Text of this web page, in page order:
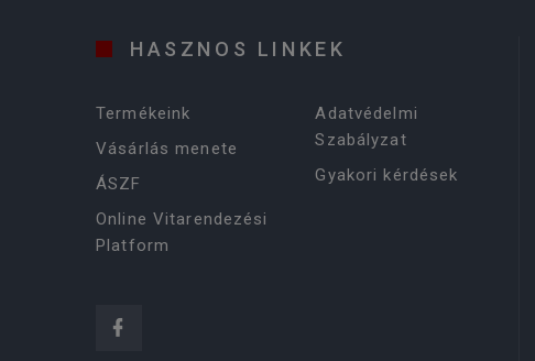
HASZNOS LINKEK
Termékeink
Vásárlás menete
ÁSZF
Online Vitarendezési
Platform
Adatvédelmi
Szabályzat
Gyakori kérdések